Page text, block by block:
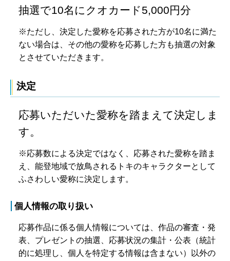
抽選で10名にクオカード5,000円分
※ただし、決定した愛称を応募された方が10名に満た
ない場合は、その他の愛称を応募した方も抽選の対象
とさせていただきます。
決定
応募いただいた愛称を踏まえて決定しま
す。
※応募数による決定ではなく、応募された愛称を踏ま
え、能登地域で放鳥されるトキのキャラクターとして
ふさわしい愛称に決定します。
個人情報の取り扱い
応募作品に係る個人情報については、作品の審査・発
表、プレゼントの抽選、応募状況の集計・公表（統計
的に処理し、個人を特定する情報は含まない）以外の